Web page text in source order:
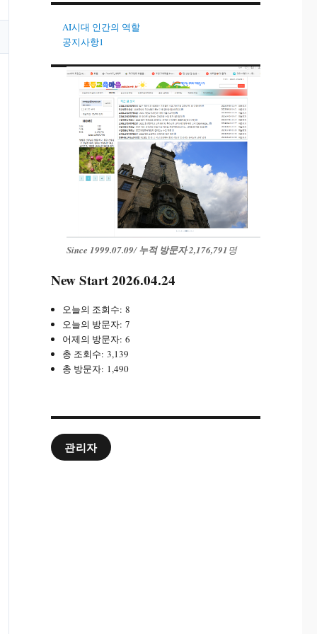
AI시대 인간의 역할
공지사항1
Since 1999.07.09/누적 방문자 2,176,791명
New Start 2026.04.24
오늘의 조회수:8
오늘의 방문자:7
어제의 방문자:6
총 조회수:3,139
총 방문자: 1,490
관리자